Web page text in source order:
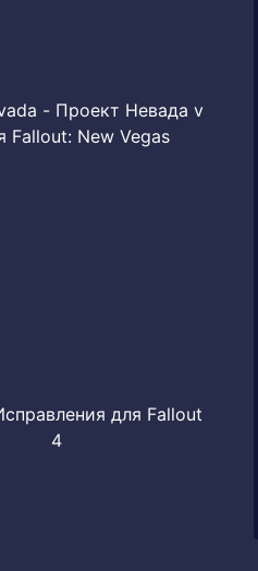
- Проект Невада v
Fallout: New Vegas
для Fallout
4